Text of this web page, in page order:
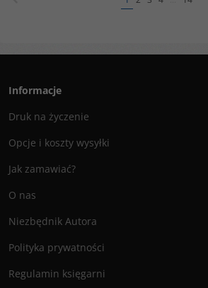
Informacje
Druk na życzenie
Opcje i koszty wysyłki
Jak zamawiać?
O nas
Niezbędnik Autora
Polityka prywatności
Regulamin księgarni